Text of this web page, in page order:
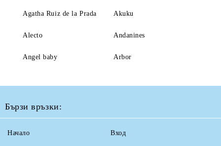
Agatha Ruiz de la Prada Akuku
Alecto Andanines
Angel baby Arbor
Бързи връзки:
Начало Вход